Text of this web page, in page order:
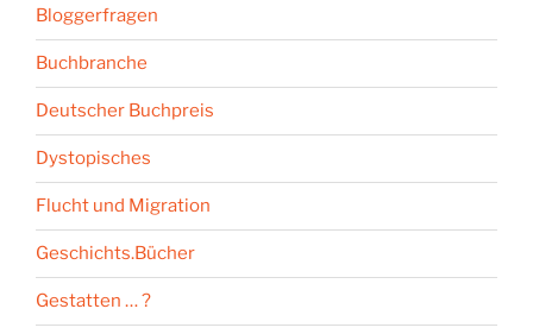
Bloggerfragen
Buchbranche
Deutscher Buchpreis
Dystopisches
Flucht und Migration
Geschichts.Bücher
Gestatten … ?